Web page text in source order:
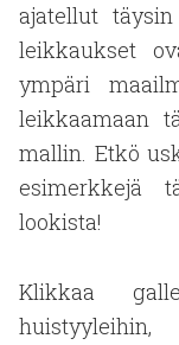
ajatellut
leikkaukset
ympäri
leikkaamaan
mallin. Etkö
esimerkkejä
lookista!
Klikkaa